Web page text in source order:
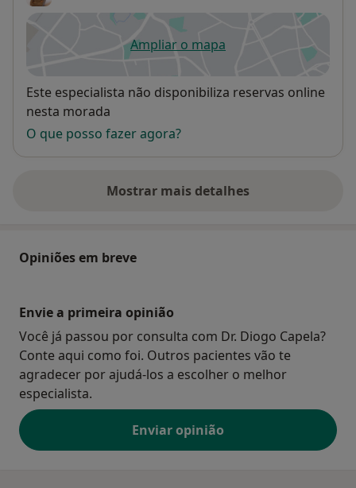
Ampliar o mapaabre num novo separador
Disponibilidade
Este especialista não disponibiliza reservas online
nesta morada
O que posso fazer agora?
Mostrar mais detalhes
sobre o endereço
Opiniões em breve
Envie a primeira opinião
Você já passou por consulta com Dr. Diogo Capela?
Conte aqui como foi. Outros pacientes vão te
agradecer por ajudá-los a escolher o melhor
especialista.
Enviar opinião